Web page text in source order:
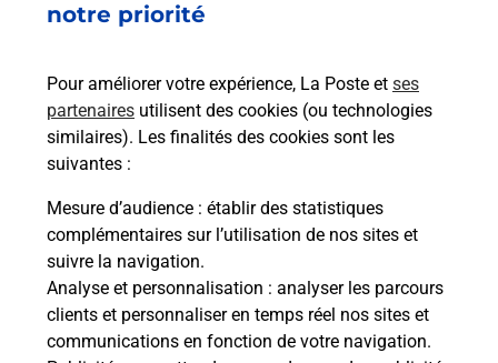
notre priorité
Pour améliorer votre expérience, La Poste et ses
partenaires utilisent des cookies (ou technologies
similaires). Les finalités des cookies sont les
suivantes :
Mesure d’audience : établir des statistiques
complémentaires sur l’utilisation de nos sites et
suivre la navigation.
Analyse et personnalisation : analyser les parcours
clients et personnaliser en temps réel nos sites et
communications en fonction de votre navigation.
Recherchez un autre point de contact
Questions fréquemment posées
Quel réseau utilise La Poste Mobile ?